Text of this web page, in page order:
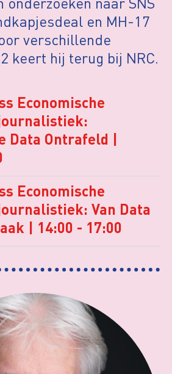
en MH-17
verschillende
keert hij terug bij NRC.
Economische
Data Ontrafeld |
Economische
Van Data
| 14:00 - 17:00